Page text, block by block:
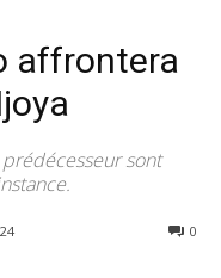
affrontera
sont
0